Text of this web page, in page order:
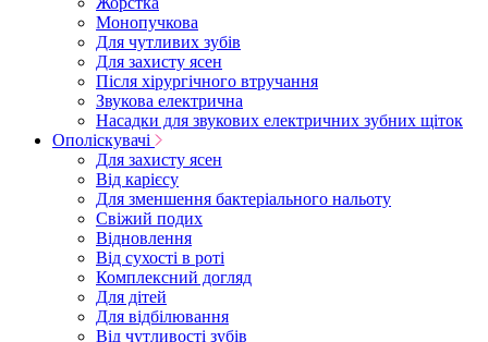
Монопучкова
Для чутливих зубів
Для захисту ясен
Після хірургічного втручання
Звукова електрична
Насадки для звукових електричних зубних щіток
Ополіскувачі
Для захисту ясен
Від карієсу
Для зменшення бактеріального нальоту
Свіжий подих
Відновлення
Від сухості в роті
Комплексний догляд
Для дітей
Для відбілювання
Від чутливості зубів